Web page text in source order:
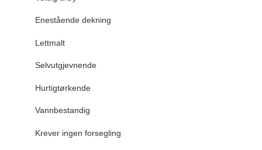
Enestående dekning
Lettmalt
Selvutgjevnende
Hurtigtørkende
Vannbestandig
Krever ingen forsegling